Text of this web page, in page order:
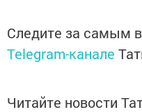
Следите за самым
Telegram-канале
Читайте новости